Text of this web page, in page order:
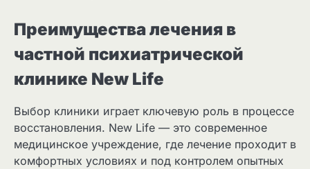
Преимущества лечения в
частной психиатрической
клинике New Life
Выбор клиники играет ключевую роль в процессе
восстановления. New Life — это современное
медицинское учреждение, где лечение проходит в
комфортных условиях и под контролем опытных